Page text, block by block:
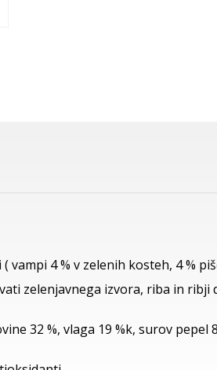
vampi 4 % v zelenih kosteh, 4 %
zelenjavnega izvora, riba in ribji
32 %, vlaga 19 %k, surov pepel